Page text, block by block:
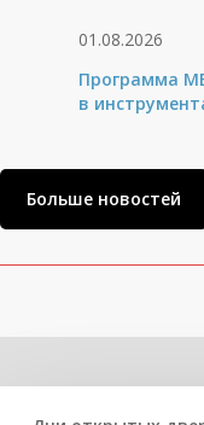
01.08.2026
Программа
в
Больше новостей